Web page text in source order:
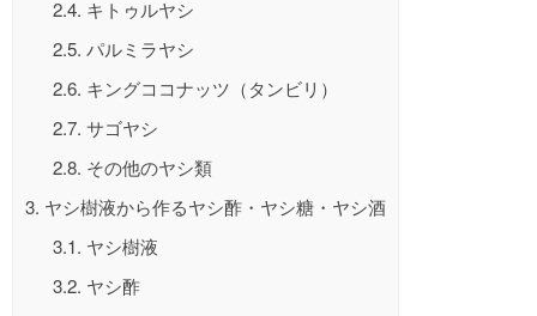
2.4. キトゥルヤシ
2.5. パルミラヤシ
2.6. キングココナッツ（タンビリ）
2.7. サゴヤシ
2.8. その他のヤシ類
3. ヤシ樹液から作るヤシ酢・ヤシ糖・ヤシ酒
3.1. ヤシ樹液
3.2. ヤシ酢